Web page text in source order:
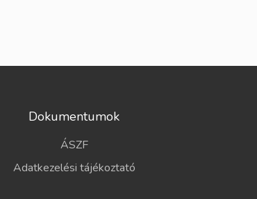
Dokumentumok
ÁSZF
Adatkezelési tájékoztató